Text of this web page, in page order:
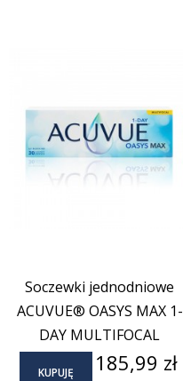
Soczewki jednodniowe
ACUVUE® OASYS MAX 1-
DAY MULTIFOCAL
KUPUJĘ Cena
185,99 zł